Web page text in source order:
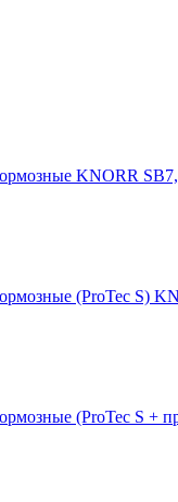
KNORR
(ProTec S)
(ProTec S +